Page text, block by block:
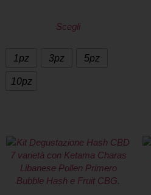
Scegli
1pz 3pz 5pz
10pz